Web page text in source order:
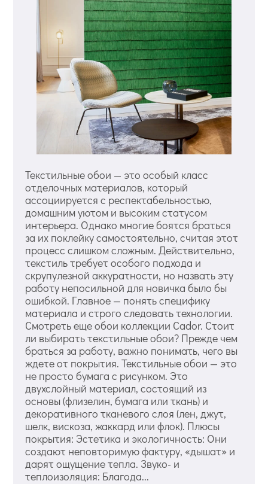
Текстильные обои — это особый класс
отделочных материалов, который
ассоциируется с респектабельностью,
домашним уютом и высоким статусом
интерьера. Однако многие боятся браться
за их поклейку самостоятельно, считая этот
процесс слишком сложным. Действительно,
текстиль требует особого подхода и
скрупулезной аккуратности, но назвать эту
работу непосильной для новичка было бы
ошибкой. Главное — понять специфику
материала и строго следовать технологии.
Смотреть еще обои коллекции Cador. Стоит
ли выбирать текстильные обои? Прежде чем
браться за работу, важно понимать, чего вы
ждете от покрытия. Текстильные обои — это
не просто бумага с рисунком. Это
двухслойный материал, состоящий из
основы (флизелин, бумага или ткань) и
декоративного тканевого слоя (лен, джут,
шелк, вискоза, жаккард или флок). Плюсы
покрытия: Эстетика и экологичность: Они
создают неповторимую фактуру, «дышат» и
дарят ощущение тепла. Звуко- и
теплоизоляция: Благода...